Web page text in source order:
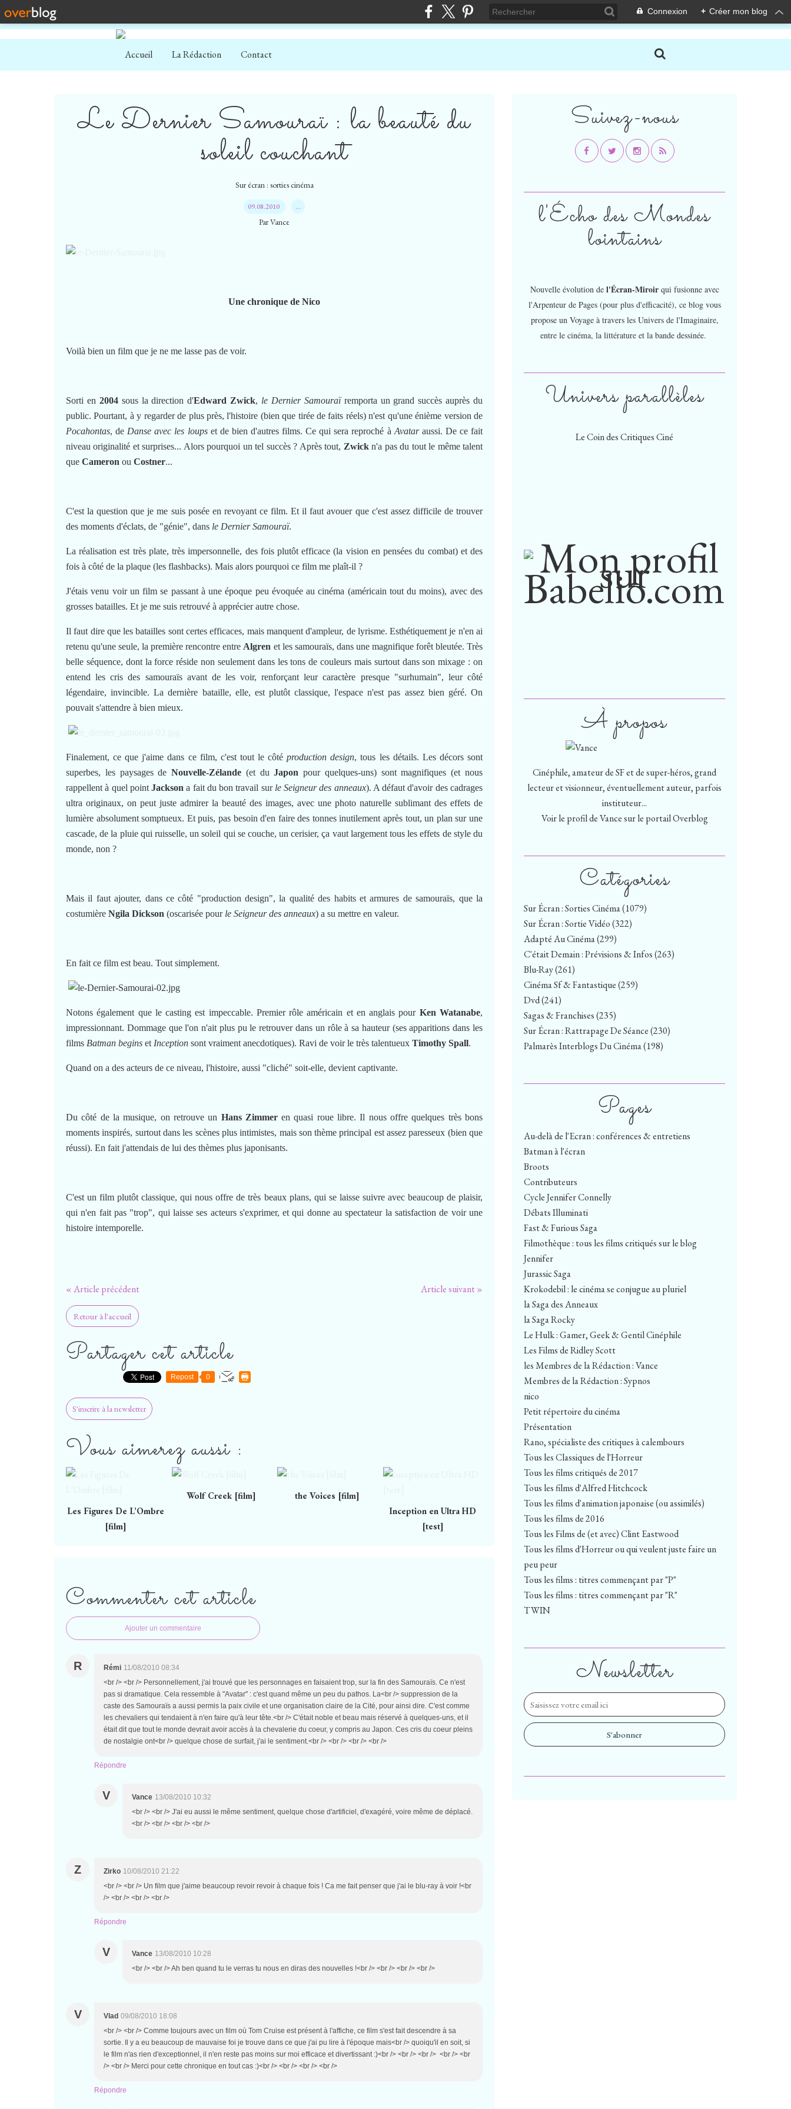
Connexion + Créer mon blog
Accueil La Rédaction Contact
Le Dernier Samouraï : la beauté du
soleil couchant
Sur écran : sorties cinéma
09.08.2010 …
Par Vance
Une chronique de Nico
Voilà bien un film que je ne me lasse pas de voir.
Sorti en 2004sous la direction d'Edward Zwick, le Dernier Samouraïremporta un grand succès auprès du
public. Pourtant, à y regarder de plus près, l'histoire (bien que tirée de faits réels) n'est qu'une énième version de
Pocahontas, de Danse avec les loupset de bien d'autres films. Ce qui sera reproché à Avataraussi. De ce fait
niveau originalité et surprises... Alors pourquoi un tel succès ? Après tout, Zwickn'a pas du tout le même talent
que Cameron ou Costner...
C'est la question que je me suis posée en revoyant ce film. Et il faut avouer que c'est assez difficile de trouver
des moments d'éclats, de "génie", dans le Dernier Samouraï.
La réalisation est très plate, très impersonnelle, des fois plutôt efficace (la vision en pensées du combat) et des
fois à côté de la plaque (les flashbacks). Mais alors pourquoi ce film me plaît-il ?
J'étais venu voir un film se passant à une époque peu évoquée au cinéma (américain tout du moins), avec des
grosses batailles. Et je me suis retrouvé à apprécier autre chose.
Il faut dire que les batailles sont certes efficaces, mais manquent d'ampleur, de lyrisme. Esthétiquement je n'en ai
retenu qu'une seule, la première rencontre entre Algren et les samouraïs, dans une magnifique forêt bleutée. Très
belle séquence, dont la force réside non seulement dans les tons de couleurs mais surtout dans son mixage : on
entend les cris des samouraïs avant de les voir, renforçant leur caractère presque "surhumain", leur côté
légendaire, invincible. La dernière bataille, elle, est plutôt classique, l'espace n'est pas assez bien géré. On
pouvait s'attendre à bien mieux.
Finalement, ce que j'aime dans ce film, c'est tout le côtéproduction design, tous les détails. Les décors sont
superbes, les paysages deNouvelle-Zélande (et duJapon pour quelques-uns) sont magnifiques (et nous
rappellent à quel pointJackson a fait du bon travail sur le Seigneur des anneaux). A défaut d'avoir des cadrages
ultra originaux, on peut juste admirer la beauté des images, avec une photo naturelle sublimant des effets de
lumière absolument somptueux. Et puis, pas besoin d'en faire des tonnes inutilement après tout, un plan sur une
cascade, de la pluie qui ruisselle, un soleil qui se couche, un cerisier, ça vaut largement tous les effets de style du
monde, non ?
Mais il faut ajouter, dans ce côté "production design", la qualité des habits et armures de samouraïs, que la
costumière Ngila Dickson (oscarisée pour le Seigneur des anneaux) a su mettre en valeur.
En fait ce film est beau. Tout simplement.
Notons également que le casting est impeccable. Premier rôle américain et en anglais pour Ken Watanabe,
impressionnant. Dommage que l'on n'ait plus pu le retrouver dans un rôle à sa hauteur (ses apparitions dans les
films Batman begins et Inception sont vraiment anecdotiques). Ravi de voir le très talentueux Timothy Spall.
Quand on a des acteurs de ce niveau, l'histoire, aussi "cliché" soit-elle, devient captivante.
Du côté de la musique, on retrouve un Hans Zimmeren quasi roue libre. Il nous offre quelques très bons
moments inspirés, surtout dans les scènes plus intimistes, mais son thème principal est assez paresseux (bien que
réussi). En fait j'attendais de lui des thèmes plus japonisants.
C'est un film plutôt classique, qui nous offre de très beaux plans, qui se laisse suivre avec beaucoup de plaisir,
qui n'en fait pas "trop", qui laisse ses acteurs s'exprimer, et qui donne au spectateur la satisfaction de voir une
histoire intemporelle.
« Article précédent Article suivant »
Retour à l'accueil
Partager cet article
Repost 0
S'inscrire à la newsletter
Vous aimerez aussi :
Les Figures De L’Ombre
[film]
Wolf Creek [film]
the Voices [film]
Inception en Ultra HD
[test]
Commenter cet article
Ajouter un commentaire
R Rémi 11/08/2010 08:34
<br /> <br /> Personnellement, j'ai trouvé que les personnages en faisaient trop, sur la fin des Samouraïs. Ce n'est
pas si dramatique. Cela ressemble à "Avatar" : c'est quand même un peu du pathos. La<br /> suppression de la
caste des Samouraïs a aussi permis la paix civile et une organisation claire de la Cité, pour ainsi dire. C'est comme
les chevaliers qui tendaient à n'en faire qu'à leur tête.<br /> C'était noble et beau mais réservé à quelques-uns, et il
était dit que tout le monde devrait avoir accès à la chevalerie du coeur, y compris au Japon. Ces cris du coeur pleins
de nostalgie ont<br /> quelque chose de surfait, j'ai le sentiment.<br /> <br /> <br /> <br />
Répondre
V Vance 13/08/2010 10:32
<br /> <br /> J'ai eu aussi le même sentiment, quelque chose d'artificiel, d'exagéré, voire même de déplacé.
<br /> <br /> <br /> <br />
Z Zirko 10/08/2010 21:22
<br /> <br /> Un film que j'aime beaucoup revoir revoir à chaque fois ! Ca me fait penser que j'ai le blu-ray à voir !<br
/> <br /> <br /> <br />
Répondre
V Vance 13/08/2010 10:28
<br /> <br /> Ah ben quand tu le verras tu nous en diras des nouvelles !<br /> <br /> <br /> <br />
V Vlad 09/08/2010 18:08
<br /> <br /> Comme toujours avec un film où Tom Cruise est présent à l'affiche, ce film s'est fait descendre à sa
sortie. Il y a eu beaucoup de mauvaise foi je trouve dans ce que j'ai pu lire à l'époque mais<br /> quoiqu'il en soit, si
le film n'as rien d'exceptionnel, il n'en reste pas moins sur moi efficace et divertissant :)<br /> <br /> <br /> <br /> <br
/> <br /> Merci pour cette chronique en tout cas :)<br /> <br /> <br /> <br />
Répondre
Newsletter
Catégories
Sur Écran : Sorties Cinéma(1079)
Sur Écran : Sortie Vidéo(322)
Adapté Au Cinéma(299)
C'était Demain : Prévisions & Infos(263)
Blu-Ray(261)
Cinéma Sf & Fantastique(259)
Dvd(241)
Sagas & Franchises(235)
Sur Écran : Rattrapage De Séance(230)
Palmarès Interblogs Du Cinéma(198)
Pages
Au-delà de l'Ecran : conférences & entretiens
Batman à l'écran
Broots
Contributeurs
Cycle Jennifer Connelly
Débats Illuminati
Fast & Furious Saga
Filmothèque : tous les films critiqués sur le blog
Jennifer
Jurassic Saga
Krokodebil : le cinéma se conjugue au pluriel
la Saga des Anneaux
la Saga Rocky
Le Hulk : Gamer, Geek & Gentil Cinéphile
Les Films de Ridley Scott
les Membres de la Rédaction : Vance
Membres de la Rédaction : Sypnos
nico
Petit répertoire du cinéma
Présentation
Rano, spécialiste des critiques à calembours
Tous les Classiques de l'Horreur
Tous les films critiqués de 2017
Tous les films d'Alfred Hitchcock
Tous les films d'animation japonaise (ou assimilés)
Tous les films de 2016
Tous les Films de (et avec) Clint Eastwood
Tous les films d'Horreur ou qui veulent juste faire un
peu peur
Tous les films : titres commençant par "P"
Tous les films : titres commençant par "R"
TWIN
Suivez-nous
À propos
Cinéphile, amateur de SF et de super-héros, grand
lecteur et visionneur, éventuellement auteur, parfois
instituteur...
Voir le profil deVancesur le portail Overblog
Univers parallèles
Le Coin des Critiques Ciné
l'Écho des Mondes
lointains
Nouvelle évolution de l'Écran-Miroir qui fusionne avec
l'Arpenteur de Pages (pour plus d'efficacité), ce blog vous
propose un Voyage à travers les Univers de l'Imaginaire,
entre le cinéma, la littérature et la bande dessinée.